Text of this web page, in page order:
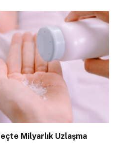
Milyarlık Uzlaşma